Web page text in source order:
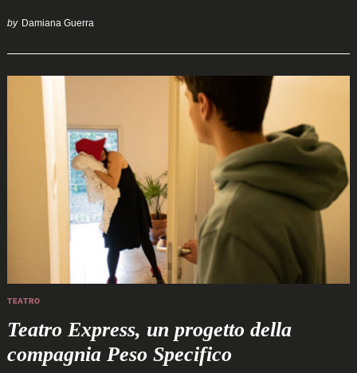
by Damiana Guerra
TEATRO
Teatro Express, un progetto della
compagnia Peso Specifico
Search
for: